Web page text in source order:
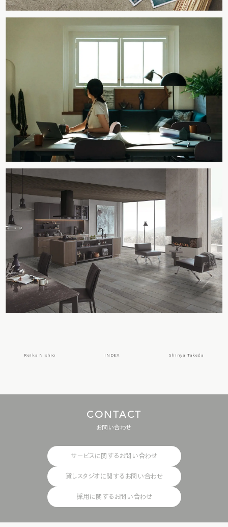
Reika Nishio INDEX Shinya Takeda
CONTACT
お問い合わせ
サービスに関するお問い合わせ
貸しスタジオに関するお問い合わせ
採用に関するお問い合わせ